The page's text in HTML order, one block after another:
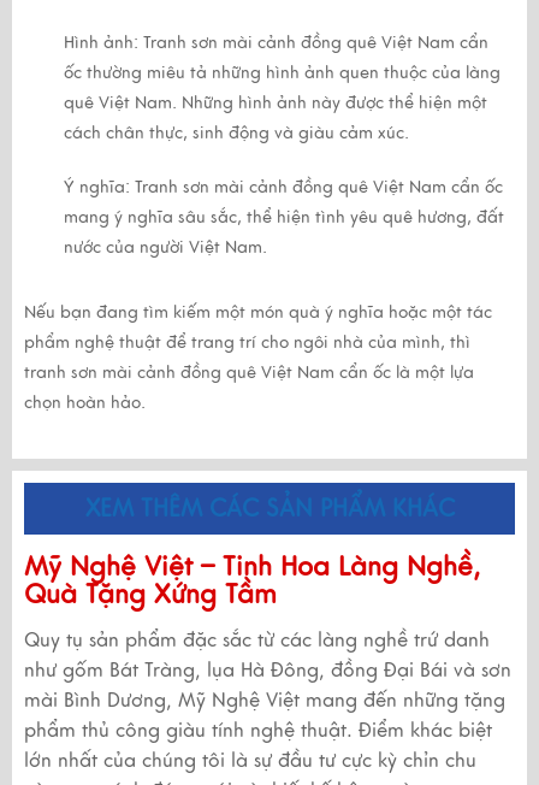
Hình ảnh: Tranh sơn mài cảnh đồng quê Việt Nam cẩn
ốc thường miêu tả những hình ảnh quen thuộc của làng
quê Việt Nam. Những hình ảnh này được thể hiện một
cách chân thực, sinh động và giàu cảm xúc.
Ý nghĩa: Tranh sơn mài cảnh đồng quê Việt Nam cẩn ốc
mang ý nghĩa sâu sắc, thể hiện tình yêu quê hương, đất
nước của người Việt Nam.
Nếu bạn đang tìm kiếm một món quà ý nghĩa hoặc một tác
phẩm nghệ thuật để trang trí cho ngôi nhà của mình, thì
tranh sơn mài cảnh đồng quê Việt Nam cẩn ốc là một lựa
chọn hoàn hảo.
XEM THÊM CÁC SẢN PHẨM KHÁC
Mỹ Nghệ Việt – Tinh Hoa Làng Nghề,
Quà Tặng Xứng Tầm
Quy tụ sản phẩm đặc sắc từ các làng nghề trứ danh
như gốm Bát Tràng, lụa Hà Đông, đồng Đại Bái và sơn
mài Bình Dương, Mỹ Nghệ Việt mang đến những tặng
phẩm thủ công giàu tính nghệ thuật. Điểm khác biệt
lớn nhất của chúng tôi là sự đầu tư cực kỳ chỉn chu